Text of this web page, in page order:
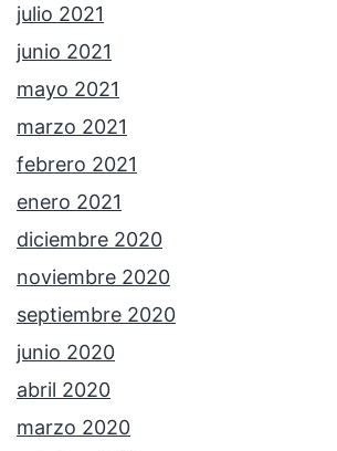
julio 2021
junio 2021
mayo 2021
marzo 2021
febrero 2021
enero 2021
diciembre 2020
noviembre 2020
septiembre 2020
junio 2020
abril 2020
marzo 2020